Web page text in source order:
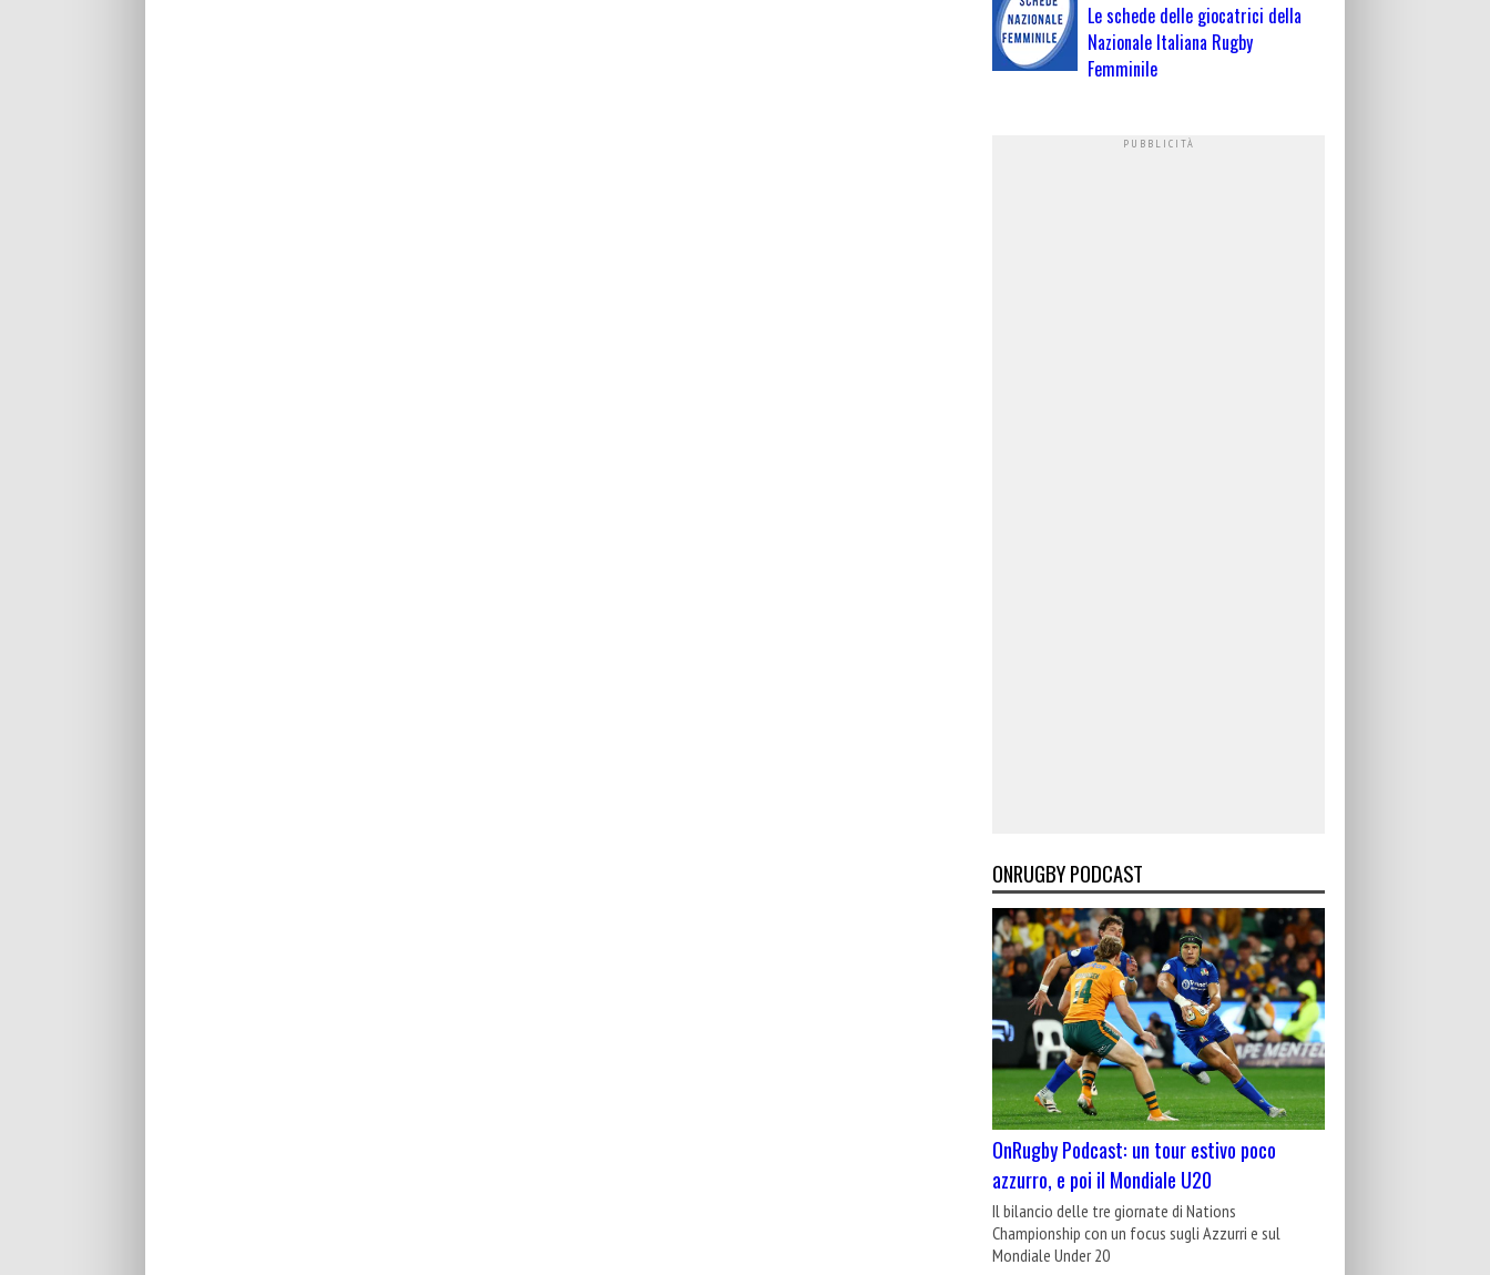
Le schede delle giocatrici della
Nazionale Italiana Rugby
Femminile
ONRUGBY PODCAST
OnRugby Podcast: un tour estivo poco
azzurro, e poi il Mondiale U20
Il bilancio delle tre giornate di Nations
Championship con un focus sugli Azzurri e sul
Mondiale Under 20